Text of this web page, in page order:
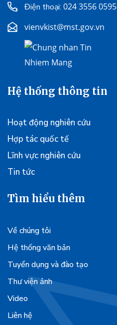
Điện thoại: 024 3556 0595
vienvkist@mst.gov.vn
Hệ thống thông tin
Hoạt động nghiên cứu
Hợp tác quốc tế
Lĩnh vực nghiên cứu
Tin tức
Tìm hiểu thêm
Về chúng tôi
Hệ thống văn bản
Tuyển dụng và đào tạo
Thư viện ảnh
Video
Liên hệ